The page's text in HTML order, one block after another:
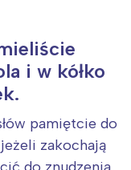
i w kółko
pamiętcie do
zakochają
do znudzenia,